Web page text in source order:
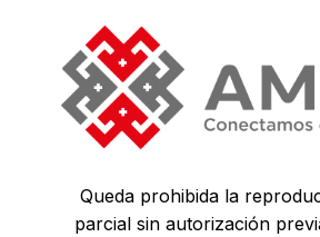
Queda prohibida la
parcial sin autorización